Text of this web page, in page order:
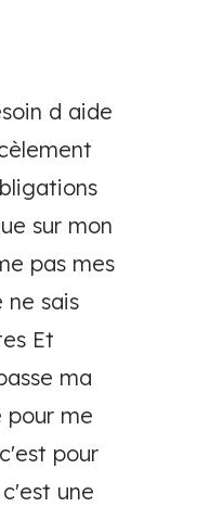
d aide
sur mon
pas mes
ne sais
Et
ma
pour me
pour
une